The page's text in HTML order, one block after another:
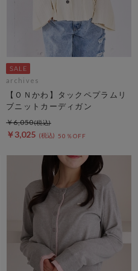
archives
【ＯＮかわ】タックペプラムリ
ブニットカーディガン
￥3,025 50％OFF
￥6,050